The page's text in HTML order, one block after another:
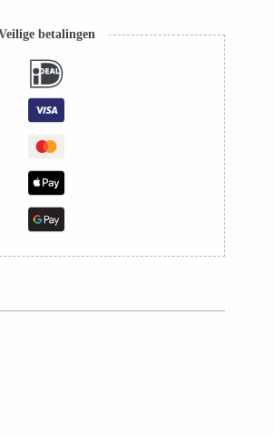
betalingen